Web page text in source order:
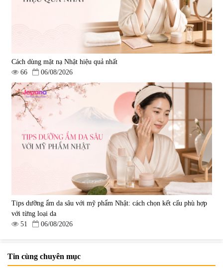
Cách dùng mặt nạ Nhật hiệu quả nhất
66
06/08/2026
Tips dưỡng ẩm da sâu với mỹ phẩm Nhật: cách chọn kết cấu phù hợp
với từng loại da
51
06/08/2026
Tin cùng chuyên mục